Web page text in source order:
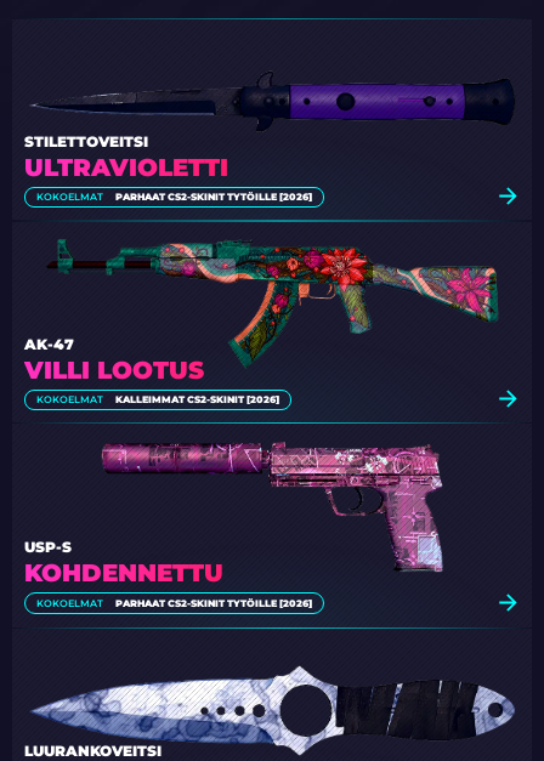
ULTRAVIOLETTI
STILETTOVEITSI
KOKOELMAT PARHAAT CS2-SKINIT TYTÖILLE [2026]
VILLI LOOTUS
AK-47
KOKOELMAT KALLEIMMAT CS2-SKINIT [2026]
KOHDENNETTU
USP-S
KOKOELMAT PARHAAT CS2-SKINIT TYTÖILLE [2026]
LUURANKOVEITSI